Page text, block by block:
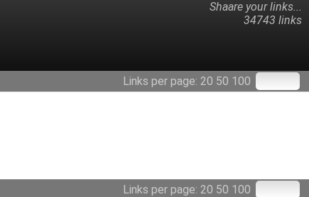
Shaare your links...
34743 links
Links per page: 20 50 100
Links per page: 20 50 100